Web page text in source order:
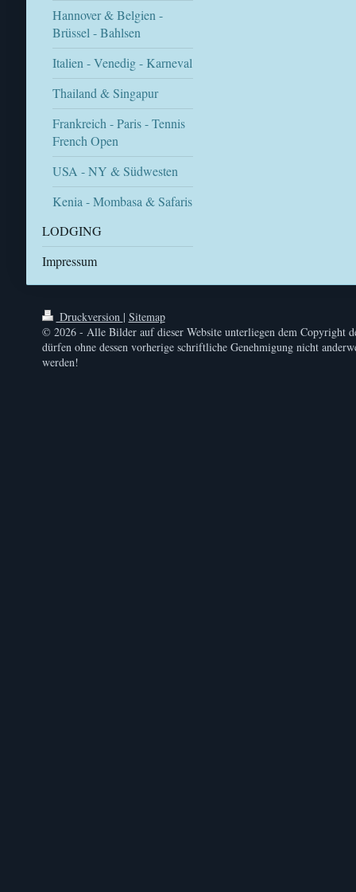
Hannover & Belgien -
Brüssel - Bahlsen
Italien - Venedig - Karneval
Thailand & Singapur
Frankreich - Paris - Tennis
French Open
USA - NY & Südwesten
Kenia - Mombasa & Safaris
LODGING
Impressum
Druckversion | Sitemap
© 2026 - Alle Bilder auf dieser Website unterliegen dem Copyright
dürfen ohne dessen vorherige schriftliche Genehmigung nicht
werden!